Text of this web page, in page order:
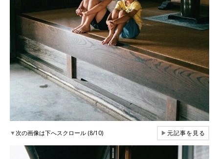
▼次の画像は下へスクロール (8/10) ▶元記事を見る